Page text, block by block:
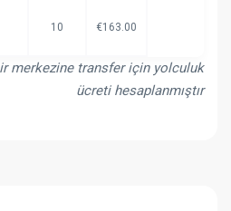
10 €163.00
merkezine transfer için yolculuk
ücreti hesaplanmıştır